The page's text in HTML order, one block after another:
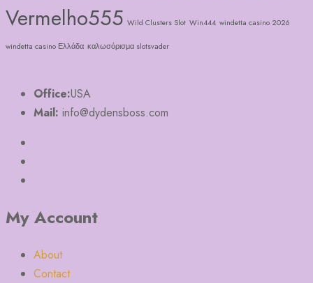
Vermelho555 Wild Clusters Slot Win444 windetta casino 2026
windetta casino Ελλάδα καλωσόρισμα slotsvader
Office:USA
Mail: info@dydensboss.com
My Account
About
Contact